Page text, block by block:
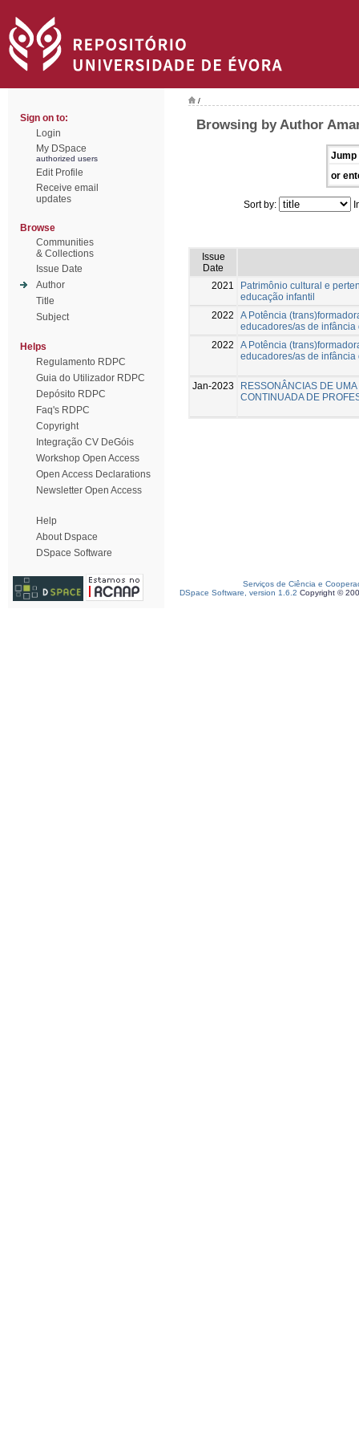
Sign on to:
Login
My DSpace
authorized users
Edit Profile
Receive email
updates
Browse
Communities
& Collections
Issue Date
Author
Title
Subject
Helps
Regulamento RDPC
Guia do Utilizador RDPC
Depósito RDPC
Faq's RDPC
Copyright
Integração CV DeGóis
Workshop Open Access
Open Access Declarations
Newsletter Open Access
Help
About Dspace
DSpace Software
/
Browsing by Author
Jump
or
Sort by:
Issue
Date
2021
Patrimônio cultural e
educação infantil
2022
A Potência
educadores/as de
2022
A Potência
educadores/as de
Jan-2023
RESSONÂNCIAS DE
CONTINUADA DE
Serviços de Ciência e
DSpace Software, version 1.6.2 Copyright ©